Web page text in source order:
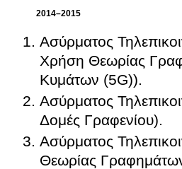
2014–2015
Ασύρματος
Χρήση Θεωρίας
Κυμάτων (5G)).
Ασύρματος
Δομές Γραφενίου).
Ασύρματος
Θεωρίας